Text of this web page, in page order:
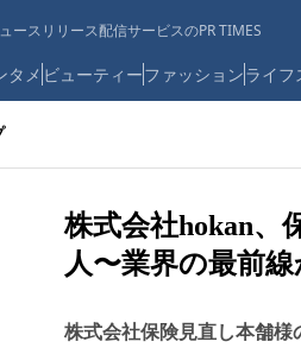
ースリリース配信サービスのPR TIMES
タメ ビューティーファッションライフ
株式会社hokan、
人〜業界の最前
株式会社保険見直し本舗様